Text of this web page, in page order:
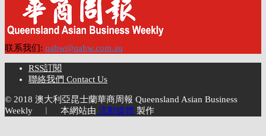
联系我们: qabw@qabw.com.au
RSS訂閱
聯絡我們 Contact Us
© 2018 澳大利亞昆士蘭華商周報 Queensland Asian Business
Weekly ︱ 本網站由 流動媒體 製作